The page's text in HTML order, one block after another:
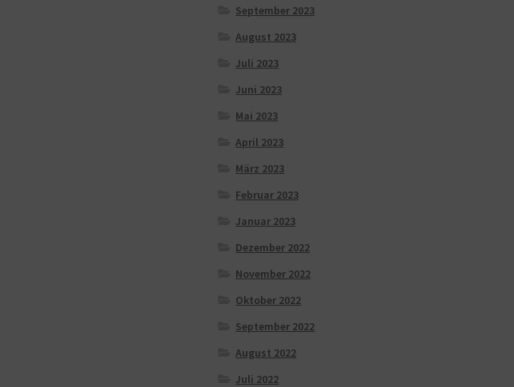
September 2023
August 2023
Juli 2023
Juni 2023
Mai 2023
April 2023
März 2023
Februar 2023
Januar 2023
Dezember 2022
November 2022
Oktober 2022
September 2022
August 2022
Juli 2022